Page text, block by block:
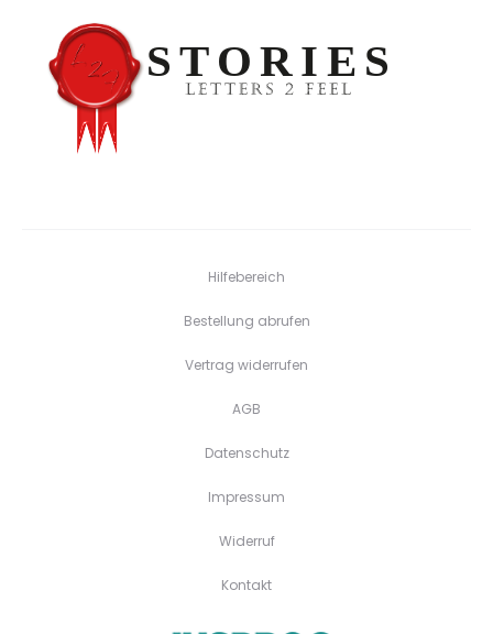
Hilfebereich
Bestellung abrufen
Vertrag widerrufen
AGB
Datenschutz
Impressum
Widerruf
Kontakt